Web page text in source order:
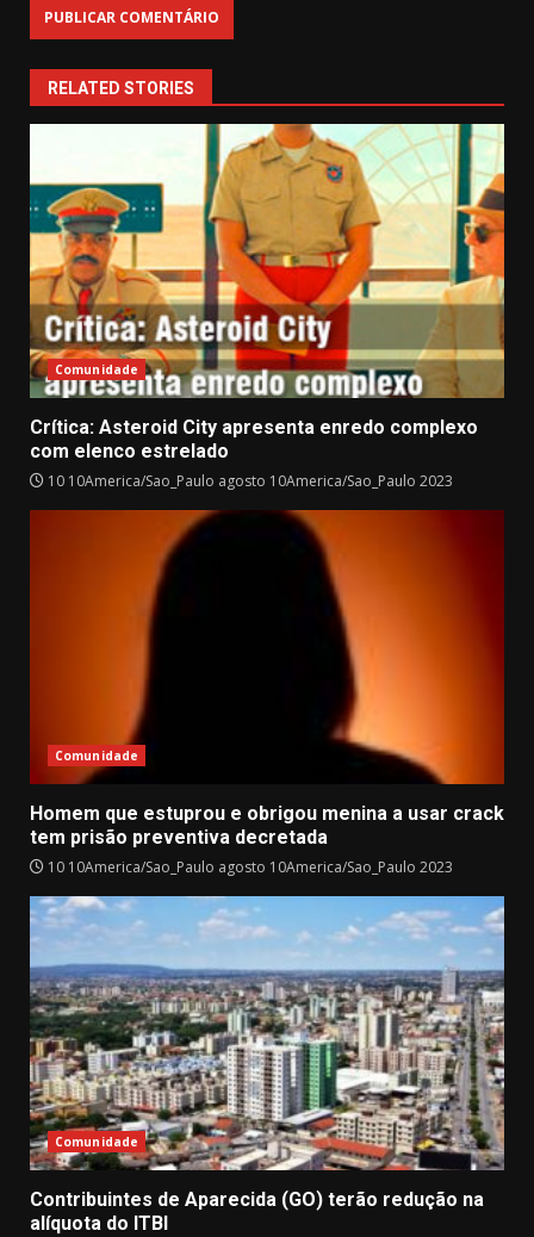
RELATED STORIES
Comunidade
Crítica: Asteroid City apresenta enredo complexo
com elenco estrelado
10 10America/Sao_Paulo agosto 10America/Sao_Paulo 2023
Comunidade
Homem que estuprou e obrigou menina a usar crack
tem prisão preventiva decretada
10 10America/Sao_Paulo agosto 10America/Sao_Paulo 2023
Comunidade
Contribuintes de Aparecida (GO) terão redução na
alíquota do ITBI